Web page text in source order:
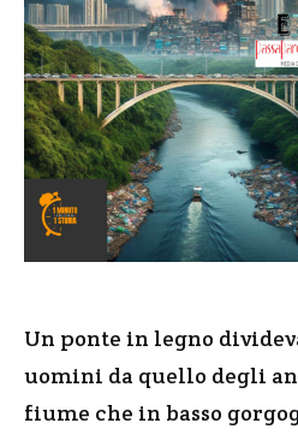
Un ponte in legno
uomini da quello degli
fiume che in basso